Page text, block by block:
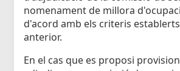
nomenament de millora
d'acord amb els criteris
anterior.
En el cas que es proposi